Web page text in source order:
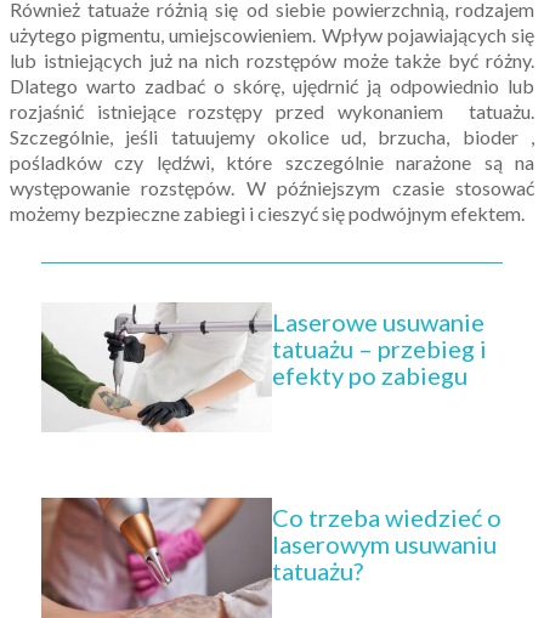
Również tatuaże różnią się od siebie powierzchnią, rodzajem
użytego pigmentu, umiejscowieniem. Wpływ pojawiających się
lub istniejących już na nich rozstępów może także być różny.
Dlatego warto zadbać o skórę, ujędrnić ją odpowiednio lub
rozjaśnić istniejące rozstępy przed wykonaniem tatuażu.
Szczególnie, jeśli tatuujemy okolice ud, brzucha, bioder ,
pośladków czy lędźwi, które szczególnie narażone są na
występowanie rozstępów. W późniejszym czasie stosować
możemy bezpieczne zabiegi i cieszyć się podwójnym efektem.
Laserowe usuwanie
tatuażu – przebieg i
efekty po zabiegu
Co trzeba wiedzieć o
laserowym usuwaniu
tatuażu?